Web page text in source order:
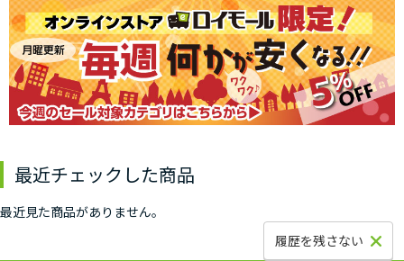
最近チェックした商品
最近見た商品がありません。
履歴を残さない